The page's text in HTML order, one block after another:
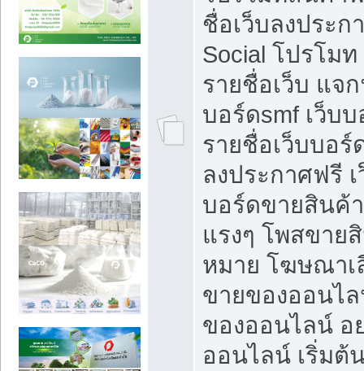
ชื่อเว็บลงประ
Social โปรโม
รายชื่อเว็บ แจ
บอร์ดsmf เว็บ
รายชื่อเว็บบอ
ลงประกาศฟรี
บอร์ดขายสินค้
แรงๆ โพสขาย
หมาย โฆษณาเ
ขายของออนไ
ของออนไลน์ อ
ออนไลน์ เริ่มต้